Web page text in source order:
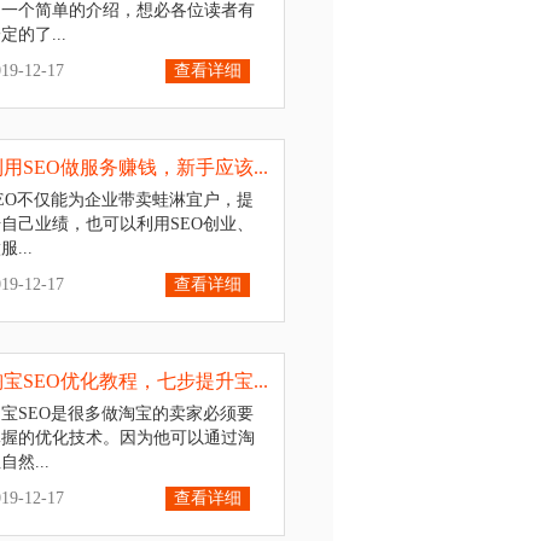
个简单的介绍，想必各位读者有
的了...
12-17
查看详细
SEO做服务赚钱，新手应该...
不仅能为企业带卖蛙淋宜户，提
己业绩，也可以利用SEO创业、
...
12-17
查看详细
SEO优化教程，七步提升宝...
SEO是很多做淘宝的卖家必须要
的优化技术。因为他可以通过淘
然...
12-17
查看详细